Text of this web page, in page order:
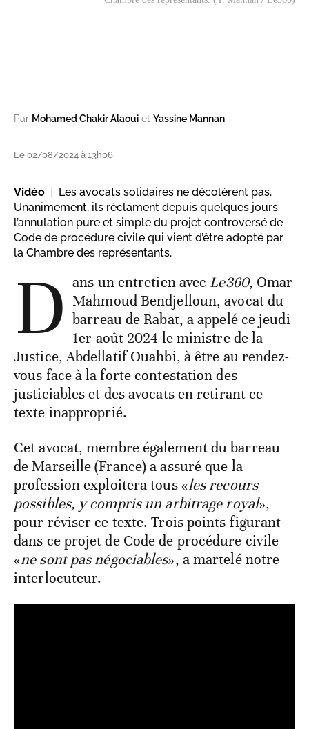
Par Mohamed Chakir Alaoui et Yassine Mannan
Le 02/08/2024 à 13h06
Vidéo
Les avocats solidaires ne décolèrent pas.
Unanimement, ils réclament depuis quelques jours
l’annulation pure et simple du projet controversé de
Code de procédure civile qui vient d’être adopté par
la Chambre des représentants.
D ans un entretien avec Le360, Omar
Mahmoud Bendjelloun, avocat du
barreau de Rabat, a appelé ce jeudi
1er août 2024 le ministre de la
Justice, Abdellatif Ouahbi, à être au rendez-
vous face à la forte contestation des
justiciables et des avocats en retirant ce
texte inapproprié.
Cet avocat, membre également du barreau
de Marseille (France) a assuré que la
profession exploitera tous «les recours
possibles, y compris un arbitrage royal»,
pour réviser ce texte. Trois points figurant
dans ce projet de Code de procédure civile
«ne sont pas négociables», a martelé notre
interlocuteur.